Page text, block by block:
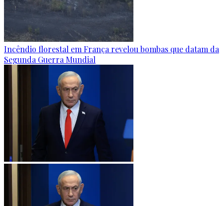
Incêndio florestal em França revelou bombas que datam da
Segunda Guerra Mundial